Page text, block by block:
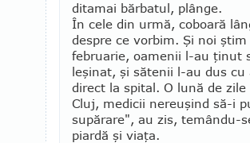
di­tamai băr­batul, plânge.
În cele din urmă, co­boară
despre ce vorbim. Şi noi
februarie, oamenii l-au ţinut
leşinat, şi săte­nii l-au dus
direct la spital. O lună de
Cluj, medicii nereuşind să-i
supărare", au zis, temându-
piardă şi viaţa.